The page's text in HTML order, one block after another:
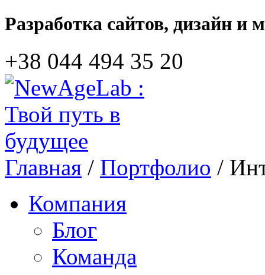
Разработка сайтов, дизайн и
+38 044‎ 494 35 20
Главная / Портфолио /
Компания
Блог
Команда